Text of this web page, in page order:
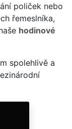
poliček nebo
řemeslníka,
hodinové
spolehlivě a